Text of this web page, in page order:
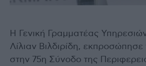
Η Γενική Γραμματέας
Λίλιαν Βιλδιρίδη,
στην 75η Σύνοδο της